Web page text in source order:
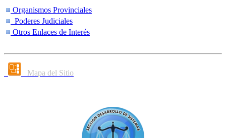
Organismos Provinciales
Poderes Judiciales
Otros Enlaces de Interés
Mapa del Sitio